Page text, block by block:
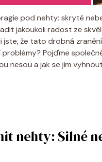
pod nehty: skryté
jakoukoli radost ze
jste, že tato drobná
problémy? Pojďme
nesou a jak se jim
nehty: Silné